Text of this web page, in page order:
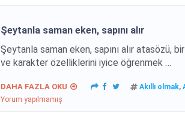
Şeytanla saman eken, sapını alır
Şeytanla saman eken, sapını alır atasözü,
ve karakter özelliklerini iyice öğrenmek …
DAHA FAZLA OKU Akıllı olmak,
Yorum yapılmamış